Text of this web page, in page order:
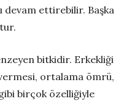
devam ettirebilir. Başka
bitkidir. Erkekliği
ortalama ömrü,
birçok özelliğiyle